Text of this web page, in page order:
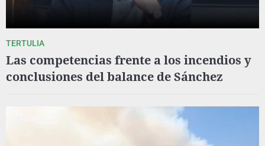
TERTULIA
Las competencias frente a los incendios y
conclusiones del balance de Sánchez